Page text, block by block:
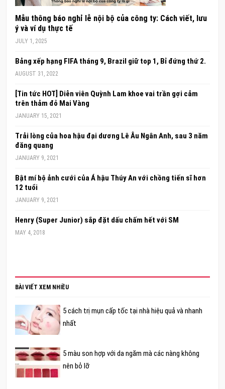
Mẫu thông báo nghỉ lễ nội bộ của công ty: Cách viết, lưu
ý và ví dụ thực tế
JULY 1, 2025
Bảng xếp hạng FIFA tháng 9, Brazil giữ top 1, Bỉ đứng thứ 2.
AUGUST 31, 2022
[Tin tức HOT] Diễn viên Quỳnh Lam khoe vai trần gợi cảm
trên thảm đỏ Mai Vàng
JANUARY 15, 2021
Trải lòng của hoa hậu đại dương Lê Âu Ngân Anh, sau 3 năm
đăng quang
JANUARY 9, 2021
Bật mí bộ ảnh cưới của Á hậu Thúy An với chồng tiến sĩ hơn
12 tuổi
JANUARY 9, 2021
Henry (Super Junior) sắp đặt dấu chấm hết với SM
MAY 4, 2018
BÀI VIẾT XEM NHIỀU
5 cách trị mụn cấp tốc tại nhà hiệu quả và nhanh
nhất
5 màu son hợp với da ngăm mà các nàng không
nên bỏ lỡ